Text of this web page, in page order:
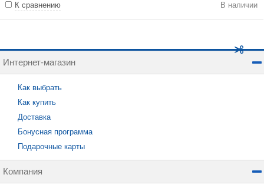
К сравнению В наличии
Интернет-магазин
Как выбрать
Как купить
Доставка
Бонусная программа
Подарочные карты
Компания